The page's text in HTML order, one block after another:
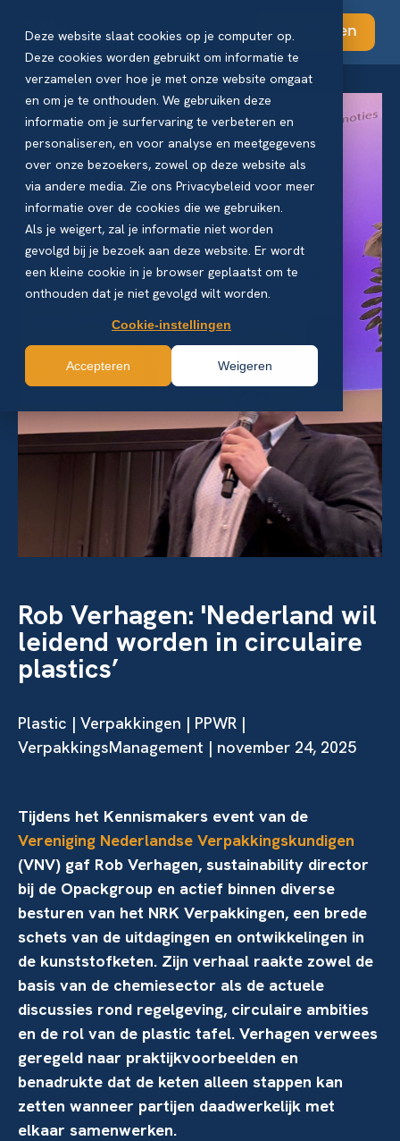
Deze website slaat cookies op je computer op.
Deze cookies worden gebruikt om informatie te
verzamelen over hoe je met onze website omgaat
en om je te onthouden. We gebruiken deze
informatie om je surfervaring te verbeteren en
personaliseren, en voor analyse en meetgegevens
over onze bezoekers, zowel op deze website als
via andere media. Zie ons Privacybeleid voor meer
informatie over de cookies die we gebruiken.
Als je weigert, zal je informatie niet worden
gevolgd bij je bezoek aan deze website. Er wordt
een kleine cookie in je browser geplaatst om te
onthouden dat je niet gevolgd wilt worden.
Cookie-instellingen
Accepteren Weigeren
Abonneren
Rob Verhagen: 'Nederland wil
leidend worden in circulaire
plastics’
Plastic | Verpakkingen | PPWR |
VerpakkingsManagement | november 24, 2025
Tijdens het Kennismakers event van de
Vereniging Nederlandse Verpakkingskundigen
(VNV) gaf Rob Verhagen, sustainability director
bij de Opackgroup en actief binnen diverse
besturen van het NRK Verpakkingen, een brede
schets van de uitdagingen en ontwikkelingen in
de kunststofketen. Zijn verhaal raakte zowel de
basis van de chemiesector als de actuele
discussies rond regelgeving, circulaire ambities
en de rol van de plastic tafel. Verhagen verwees
geregeld naar praktijkvoorbeelden en
benadrukte dat de keten alleen stappen kan
zetten wanneer partijen daadwerkelijk met
elkaar samenwerken.